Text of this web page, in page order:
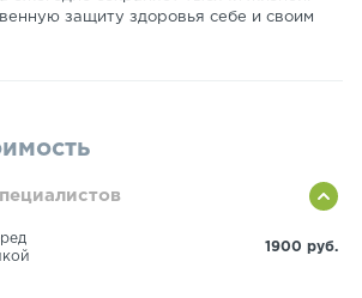
защиту здоровья себе и своим
1900 руб.